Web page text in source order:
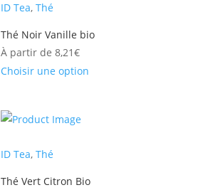
ID Tea,Thé
Thé Noir Vanille bio
À partir de8,21€
Choisir une option
ID Tea,Thé
Thé Vert Citron Bio